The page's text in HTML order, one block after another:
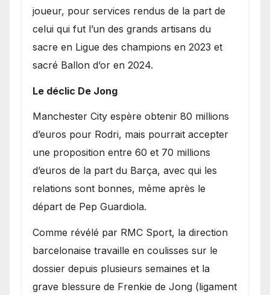
joueur, pour services rendus de la part de
celui qui fut l’un des grands artisans du
sacre en Ligue des champions en 2023 et
sacré Ballon d’or en 2024.
Le déclic De Jong
​Manchester City espère obtenir 80 millions
d’euros pour Rodri, mais pourrait accepter
une proposition entre 60 et 70 millions
d’euros de la part du Barça, avec qui les
relations sont bonnes, même après le
départ de Pep Guardiola.
​Comme révélé par RMC Sport, la direction
barcelonaise travaille en coulisses sur le
dossier depuis plusieurs semaines et la
grave blessure de Frenkie de Jong (ligament